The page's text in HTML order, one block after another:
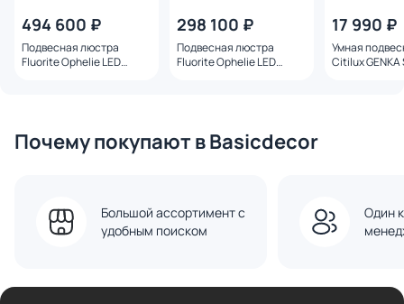
494 600 ₽
Подвесная люстра
Fluorite Ophelie LED
298 100 ₽
Подвесная люстра
Fluorite Ophelie LED
17 990 ₽
Умная
Citilux GENKA
Почему покупают в Basicdecor
Большой ассортимент с
удобным поиском
Один